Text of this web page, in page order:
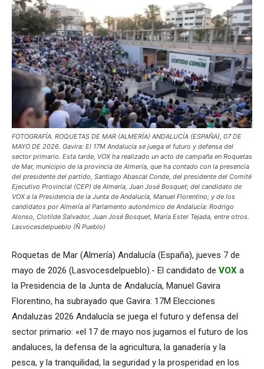
FOTOGRAFÍA. ROQUETAS DE MAR (ALMERÍA) ANDALUCÍA (ESPAÑA), 07 DE
MAYO DE 2026. Gavira: El 17M Andalucía se juega el futuro y defensa del
sector primario. Esta tarde, VOX ha realizado un acto de campaña en Roquetas
de Mar, municipio de la provincia de Almería, que ha contado con la presencia
del presidente del partido, Santiago Abascal Conde, del presidente del Comité
Ejecutivo Provincial (CEP) de Almería, Juan José Bosquet; del candidato de
VOX a la Presidencia de la Junta de Andalucía, Manuel Florentino; y de los
candidatos por Almería al Parlamento autonómico de Andalucía: Rodrigo
Alonso, Clotilde Salvador, Juan José Bosquet, María Ester Tejada, entre otros.
Lasvocesdelpueblo (Ñ Pueblo)
Roquetas de Mar (Almería) Andalucía (España), jueves 7 de
mayo de 2026 (Lasvocesdelpueblo).- El candidato de VOX a
la Presidencia de la Junta de Andalucía, Manuel Gavira
Florentino, ha subrayado que Gavira: 17M Elecciones
Andaluzas 2026 Andalucía se juega el futuro y defensa del
sector primario: «el 17 de mayo nos jugamos el futuro de los
andaluces, la defensa de la agricultura, la ganadería y la
pesca, y la tranquilidad, la seguridad y la prosperidad en los